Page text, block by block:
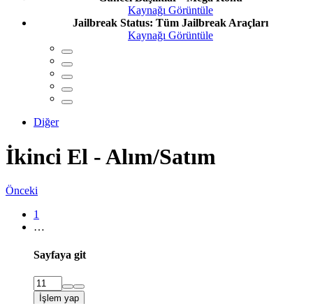
Diğer
İkinci El - Alım/Satım
Önceki
1
…
Sayfaya git
İşlem yap